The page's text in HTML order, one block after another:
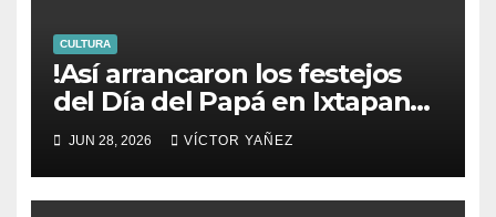
CULTURA
!Así arrancaron los festejos
del Día del Papá en Ixtapan
de la Sal!
JUN 28, 2026 VÍCTOR YAÑEZ